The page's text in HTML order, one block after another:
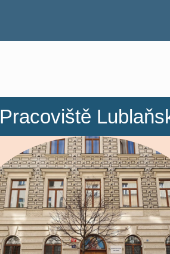
Pracoviště